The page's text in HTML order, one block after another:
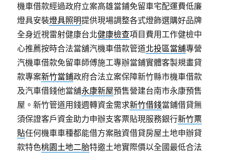
機車借款經過政府立案高雄當鋪免留車宅配運費低廉
燈具安裝燈具照明提供現場調整各式燈飾選購好品牌
全身近視雷射健康台北健康檢查項目費用工作健檢中
心推薦按時合法當舖汽機車借款管道北投區當舖專營
汽機車借款免留車師傅施工專辦當鋪實體客製規畫貸
款專案新竹當鋪政府合法立案保障新竹縣市機車借款
及汽車借錢他當舖永康新屋預售營建台南市永康預售
屋。新竹管道用錢週轉資金需求新竹借錢當鋪借貸無
須保證客戶資金助力申辦支客票貼現服務銀行新竹票
貼任何機車車種都能借方案融資借貸房屋土地申辦貸
款特色桃園土地二胎特邀土地實際價以全國最低合法